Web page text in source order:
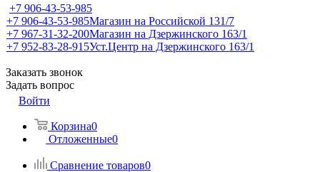
+7 906-43-53-985
+7 906-43-53-985Магазин на Российской 131/7
+7 967-31-32-200Магазин на Дзержинского 163/1
+7 952-83-28-915Уст.Центр на Дзержинского 163/1
Заказать звонок
Задать вопрос
Войти
Корзина0
Отложенные0
Сравнение товаров0